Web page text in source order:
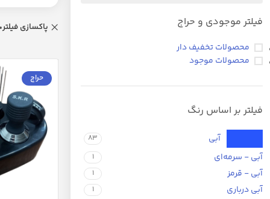
فیلتر موجودی و حراج
محصولات تخفیف دار
محصولات موجود
فیلتر بر اساس رنگ
آبی 83
آبی - سرمه‌ای 1
آبی - قرمز 1
آبی درباری 1
پاکسازی فیلتر
حراج